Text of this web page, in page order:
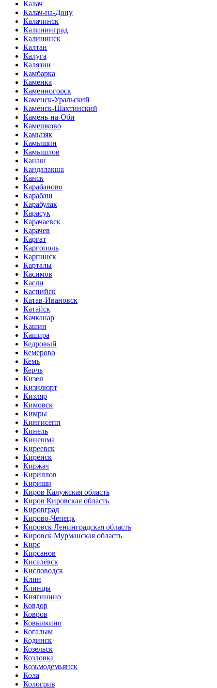
Калач
Калач-на-Дону
Калачинск
Калининград
Калининск
Калтан
Калуга
Калязин
Камбарка
Каменка
Каменногорск
Каменск-Уральский
Каменск-Шахтинский
Камень-на-Оби
Камешково
Камызяк
Камышин
Камышлов
Канаш
Кандалакша
Канск
Карабаново
Карабаш
Карабулак
Карасук
Карачаевск
Карачев
Каргат
Каргополь
Карпинск
Карталы
Касимов
Касли
Каспийск
Катав-Ивановск
Катайск
Качканар
Кашин
Кашира
Кедровый
Кемерово
Кемь
Керчь
Кизел
Кизилюрт
Кизляр
Кимовск
Кимры
Кингисепп
Кинель
Кинешма
Киреевск
Киренск
Киржач
Кириллов
Кириши
Киров Калужская область
Киров Кировская область
Кировград
Кирово-Чепецк
Кировск Ленинградская область
Кировск Мурманская область
Кирс
Кирсанов
Киселёвск
Кисловодск
Клин
Клинцы
Княгинино
Ковдор
Ковров
Ковылкино
Когалым
Кодинск
Козельск
Козловка
Козьмодемьянск
Кола
Кологрив